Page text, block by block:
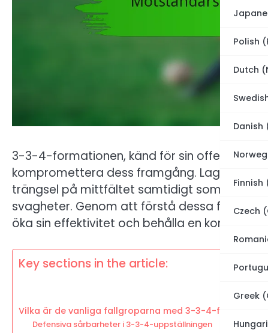
Polish
Dutch
Danish
Finnish
Czech
Greek
3-3-4-formationen, känd för sin offensiva
kompromettera dess framgång. Lag måste
trängsel på mittfältet samtidigt som de är
svagheter. Genom att förstå dessa
öka sin effektivitet och behålla en
Key sections in the article:
Vilka är de vanliga fallgroparna med 3-3-4-
Defensiva sårbarheter i 3-3-4-uppställningen